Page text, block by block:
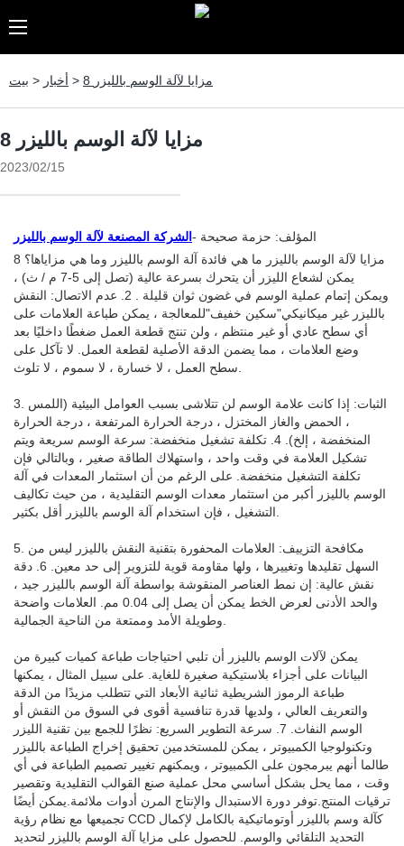
بيت > أخبار > 8 مزايا لآلة الوسم بالليزر
8 مزايا لآلة الوسم بالليزر
2023/02/15
المؤلف: حزمة صحيحة - الشركة المصنعة لآلة الوسم بالليزر
8 مزايا لآلة الوسم بالليزر ما هي فائدة آلة الوسم بالليزر وما هي مزاياها؟
يمكن لشعاع الليزر أن يتحرك بسرعة عالية (تصل إلى 5-7 م / ث) ،
ويمكن إتمام عملية الوسم في غضون ثوان قليلة . 2. عدم الاتصال: النقش
بالليزر غير ميكانيكي"سكين خفيف"للمعالجة ، يمكن طباعة العلامات على
أي سطح عادي أو غير منتظم ، ولن تنتج قطعة العمل ضغطًا داخليًا بعد
وضع العلامات ، مما يضمن الدقة الأصلية لقطعة العمل. لا تآكل على
3. الثبات: إذا كانت علامة الوسم لن تتلاشى بسبب العوامل البيئية (اللمس
، الحمض والغاز المختزل ، درجة الحرارة المرتفعة ، درجة الحرارة
المنخفضة ، إلخ). 4. تكلفة تشغيل منخفضة: سرعة الوسم سريعة ويتم
تشكيل العلامة في وقت واحد ، واستهلاك الطاقة صغير ، وبالتالي فإن
تكلفة التشغيل منخفضة. على الرغم من أن استثمار المعدات في آلة
الوسم بالليزر أكبر من استثمار معدات الوسم التقليدية ، من حيث تكاليف
5. مكافحة التزييف: العلامات المحفورة بتقنية النقش بالليزر ليس من
السهل تقليدها وتغييرها ، ولها مقاومة قوية للتزوير إلى حد معين. 6. دقة
نقش عالية: إن نمط العناصر المنقوشة بواسطة آلة الوسم بالليزر جيد ،
والحد الأدنى لعرض الخط يمكن أن يصل إلى 0.04 مم. العلامات واضحة
يمكن لآلات الوسم بالليزر أن تلبي احتياجات طباعة كميات كبيرة من
البيانات على أجزاء بلاستيكية صغيرة للغاية. على سبيل المثال ، يمكنها
طباعة الرموز الشريطية ثنائية الأبعاد التي تتطلب مزيدًا من الدقة
والتعريف العالي ، ولديها قدرة تنافسية أقوى في السوق من النقش أو
الوسم النفاث. 7. سرعة التطوير السريع: نظرًا للجمع بين تقنية الليزر
وتكنولوجيا الكمبيوتر ، يمكن للمستخدمين تحقيق إخراج الطباعة بالليزر
طالما أنهم يبرمجون على الكمبيوتر ، ويمكنهم تغيير تصميم الطباعة في أي
وقت ، مما يحل بشكل أساسي محل عملية صنع القوالب التقليدية وتقصير
ترقيات المنتج.توفر دورة الاستبدال والإنتاج المرن أدوات ملائمة.يمكن أيضًا
تجميعها مع نظام رؤية CCD كآلة وسم بالليزر أوتوماتيكية بالكامل لإكمال
التحديد التلقائي والوسم. للحصول على مزايا آلة الوسم بالليزر لتحديد